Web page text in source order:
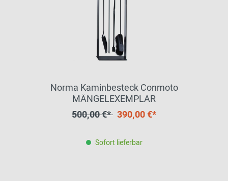
Norma Kaminbesteck Conmoto
MÄNGELEXEMPLAR
500,00 €* 390,00 €*
Sofort lieferbar